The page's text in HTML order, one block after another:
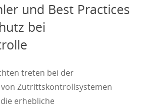
und Best Practices
bei
treten bei der
Zutrittskontrollsystemen
erhebliche